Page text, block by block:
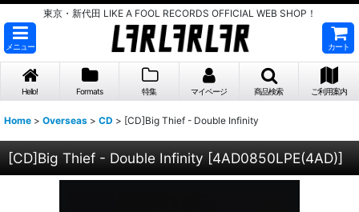
東京・新代田 LIKE A FOOL RECORDS OFFICIAL WEB SHOP！
メニュー カート
Hello! Formats 特集 マイページ 商品検索 ご利用案内
Home > Overseas > CD > [CD]Big Thief - Double Infinity
[CD]Big Thief - Double Infinity [4AD0850LPE(4AD)]